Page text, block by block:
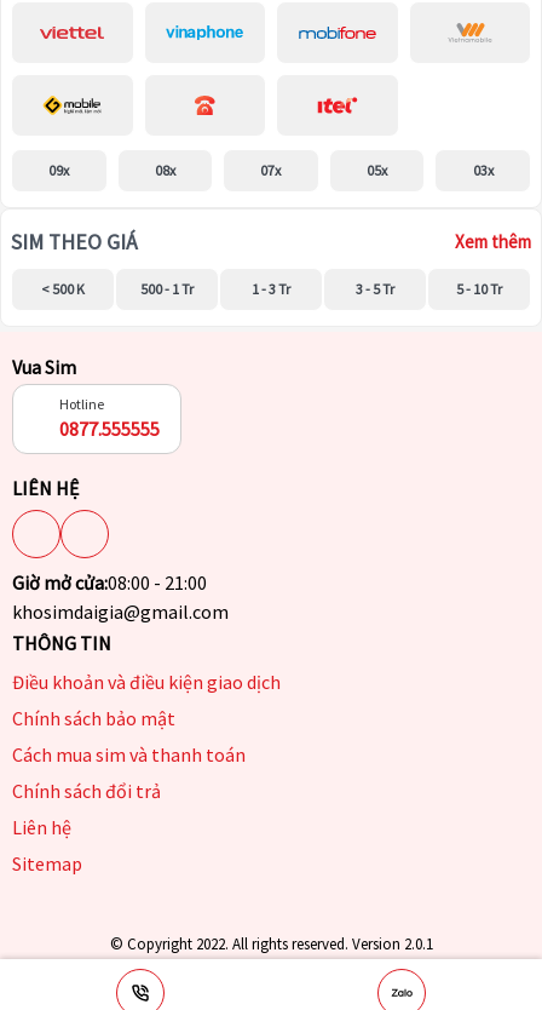
09x 08x 07x 05x 03x
SIM THEO GIÁ Xem thêm
< 500 K 500 - 1 Tr 1 - 3 Tr 3 - 5 Tr 5 - 10 Tr
Vua Sim
Hotline
0877.555555
LIÊN HỆ
Giờ mở cửa:08:00 - 21:00
khosimdaigia@gmail.com
THÔNG TIN
Điều khoản và điều kiện giao dịch
Chính sách bảo mật
Cách mua sim và thanh toán
Chính sách đổi trả
Liên hệ
Sitemap
© Copyright 2022. All rights reserved. Version 2.0.1